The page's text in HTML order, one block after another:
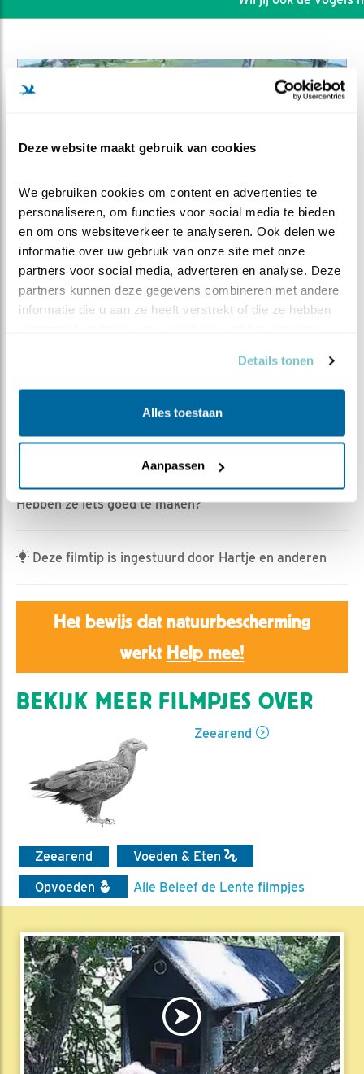
Deze website maakt gebruik van cookies
We gebruiken cookies om content en advertenties te
personaliseren, om functies voor social media te bieden
en om ons websiteverkeer te analyseren. Ook delen we
informatie over uw gebruik van onze site met onze
partners voor social media, adverteren en analyse. Deze
partners kunnen deze gegevens combineren met andere
informatie die u aan ze heeft verstrekt of die ze hebben
Details tonen
Alles toestaan
Aanpassen
DEEL DIT FILMPJE
Jan Dagevos | Geplaatst op 30 mei 2023, 9:15 |
Vind
ik leuk| Bewaar dit filmpje|
345x
De kuikens moesten eergister voor het eerst zelf een
prooi naar binnen zien te krijgen. Een dag later strijken
Hebben ze iets goed te maken?
Deze filmtip is ingestuurd door Hartje en anderen
Het bewijs dat natuurbescherming
werkt Help mee!
BEKIJK MEER FILMPJES OVER
Zeearend
Zeearend
Voeden & Eten
Opvoeden
Alle Beleef de Lente filmpjes